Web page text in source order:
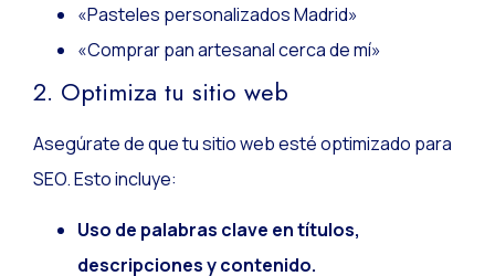
«Pasteles personalizados Madrid»
«Comprar pan artesanal cerca de mí»
2. Optimiza tu sitio web
Asegúrate de que tu sitio web esté optimizado para
SEO. Esto incluye:
Uso de palabras clave en títulos,
descripciones y contenido.